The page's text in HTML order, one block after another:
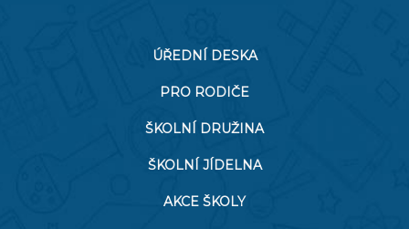
ÚŘEDNÍ DESKA
PRO RODIČE
ŠKOLNÍ DRUŽINA
ŠKOLNÍ JÍDELNA
AKCE ŠKOLY